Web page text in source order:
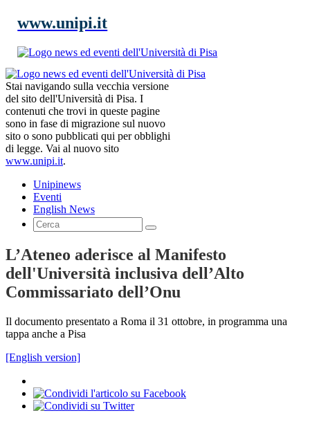
www.unipi.it
Stai navigando sulla vecchia versione
del sito dell'Università di Pisa. I
contenuti che trovi in queste pagine
sono in fase di migrazione sul nuovo
sito o sono pubblicati qui per obblighi
di legge. Vai al nuovo sito
www.unipi.it.
Unipinews
Eventi
English News
L’Ateneo aderisce al Manifesto
dell'Università inclusiva dell’Alto
Commissariato dell’Onu
Il documento presentato a Roma il 31 ottobre, in programma una
tappa anche a Pisa
[English version]